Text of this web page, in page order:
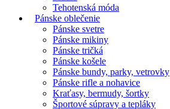
Tehotenská móda
Pánske oblečenie
Pánske svetre
Pánske mikiny
Pánske tričká
Pánske košele
Pánske bundy, parky, vetrovky
Pánske rifle a nohavice
Kraťasy, bermudy, šortky
Športové súpravy a tepláky